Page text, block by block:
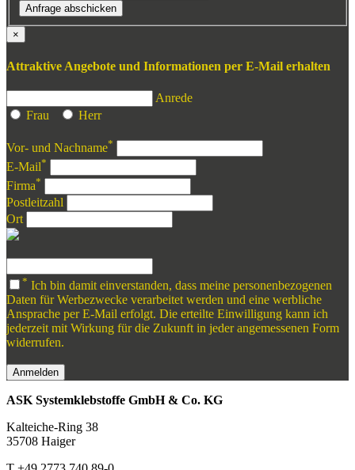
Anfrage abschicken
×
Attraktive Angebote und Informationen per E-Mail erhalten
Anrede
Frau
Herr
Vor- und Nachname*
E-Mail*
Firma*
Postleitzahl
Ort
* Ich bin damit einverstanden, dass meine personenbezogenen
Daten für Werbezwecke verarbeitet werden und eine werbliche
Ansprache per E-Mail erfolgt. Die erteilte Einwilligung kann ich
jederzeit mit Wirkung für die Zukunft in jeder angemessenen Form
widerrufen.
Anmelden
ASK Systemklebstoffe GmbH & Co. KG
Kalteiche-Ring 38
35708 Haiger